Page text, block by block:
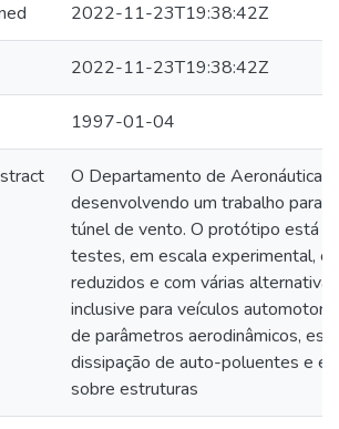
2022-11-23T19:38:42Z
2022-11-23T19:38:42Z
1997-01-04
O Departamento de Aeronáutica
desenvolvendo um trabalho para
túnel de vento. O protótipo está
testes, em escala experimental,
reduzidos e com várias
inclusive para veículos
de parâmetros aerodinâmicos,
dissipação de auto-poluentes e
sobre estruturas